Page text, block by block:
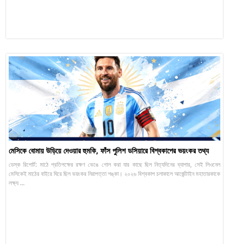
মেসিকে বোমায় উড়িয়ে দেওয়ার হুমকি, ফাঁস পুলিশ ডসিয়ারে বিশ্বকাপের ভয়ংকর তথ্য
ডেস্ক রিপোর্ট: মাঠে প্রতিপক্ষের রক্ষণ ভেঙে গোল করা যার কাছে ছিল নিত্যদিনের ব্যাপার, সেই লিওনেল
মেসিকেই মাঠের বাইরে ঘিরে ছিল ভয়ংকর নিরাপত্তা শঙ্কা। ২০২৬ বিশ্বকাপ চলাকালে আর্জেন্টাইন মহাতারকাকে
লক্ষ্য ...